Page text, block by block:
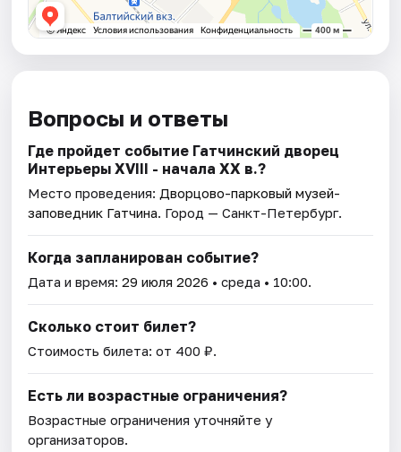
Вопросы и ответы
Где пройдет событие Гатчинский дворец
Интерьеры ХVIII - начала ХХ в.?
Место проведения: Дворцово-парковый музей-
заповедник Гатчина. Город — Санкт-Петербург.
Когда запланирован событие?
Дата и время:29 июля 2026 • среда • 10:00.
Сколько стоит билет?
Стоимость билета: от 400 ₽.
Есть ли возрастные ограничения?
Возрастные ограничения уточняйте у
организаторов.